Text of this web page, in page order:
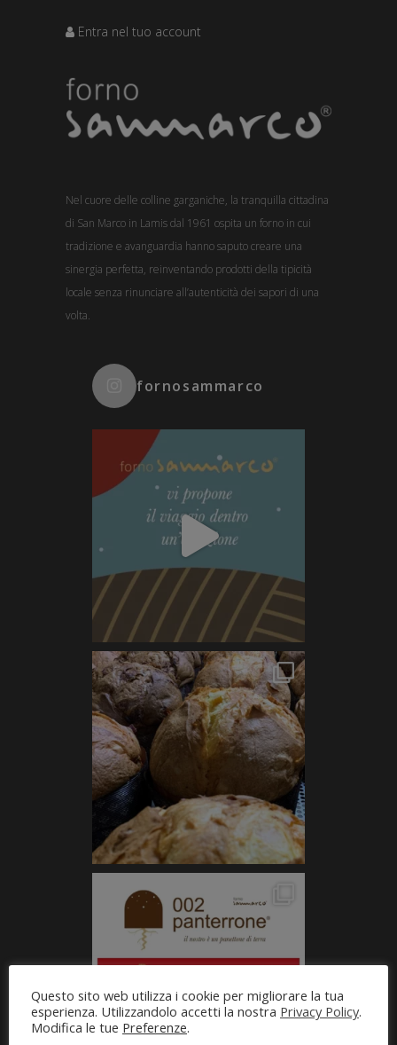
Entra nel tuo account
Nel cuore delle colline garganiche, la tranquilla cittadina
di San Marco in Lamis dal 1961 ospita un forno in cui
tradizione e avanguardia hanno saputo creare una
sinergia perfetta, reinventando prodotti della tipicità
locale senza rinunciare all’autenticità dei sapori di una
volta.
fornosammarco
Questo sito web utilizza i cookie per migliorare la tua
esperienza. Utilizzandolo accetti la nostra Privacy Policy.
Modifica le tue Preferenze.